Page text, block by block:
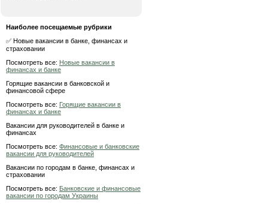
Наиболее посещаемые рубрики
✅ Новые вакансии в банке, финансах и
страховании
Посмотреть все: Новые вакансии в
финансах и банке
Горящие вакансии в банковской и
финансовой сфере
Посмотреть все: Горящие вакансии в
финансах и банке
Вакансии для руководителей в банке и
финансах
Посмотреть все: Финансовые и банковские
вакансии для руководителей
Вакансии по городам в банке, финансах и
страховании
Посмотреть все: Банковские и финансовые
вакансии по городам Украины